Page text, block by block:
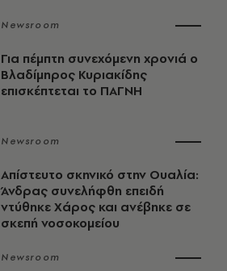
Newsroom
Για πέμπτη συνεχόμενη χρονιά ο
Βλαδίμηρος Κυριακίδης
επισκέπτεται το ΠΑΓΝΗ
Newsroom
Απίστευτο σκηνικό στην Ουαλία:
Άνδρας συνελήφθη επειδή
ντύθηκε Χάρος και ανέβηκε σε
σκεπή νοσοκομείου
Newsroom